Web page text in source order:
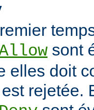
sont
elles doit
rejetée.